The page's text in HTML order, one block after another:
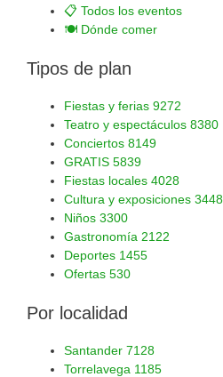
📋 Todos los eventos
🍽️ Dónde comer
Tipos de plan
Fiestas y ferias 9272
Teatro y espectáculos 8380
Conciertos 8149
GRATIS 5839
Fiestas locales 4028
Cultura y exposiciones 3448
Niños 3300
Gastronomía 2122
Deportes 1455
Ofertas 530
Por localidad
Santander 7128
Torrelavega 1185